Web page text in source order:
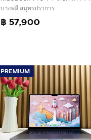
บางพลี สมุทรปราการ
฿ 57,900
PREMIUM